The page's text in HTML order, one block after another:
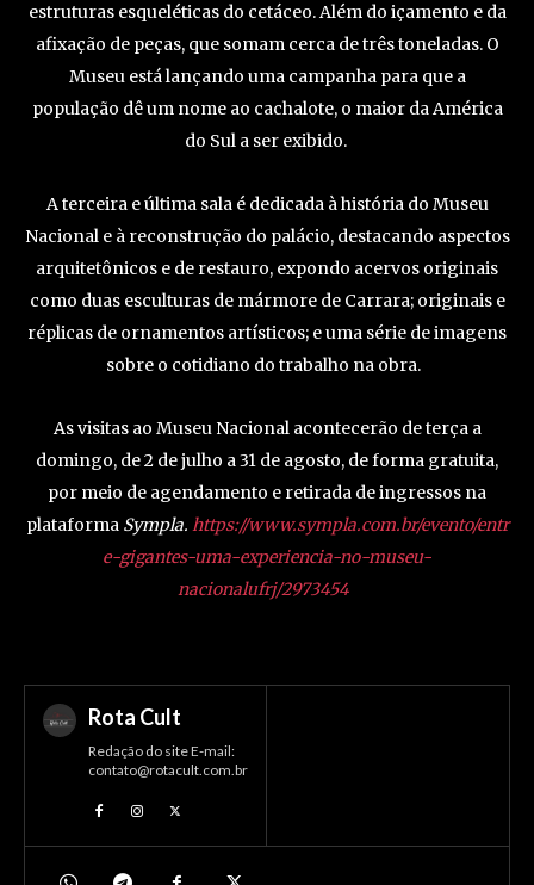
estruturas esqueléticas do cetáceo. Além do içamento e da
afixação de peças, que somam cerca de três toneladas. O
Museu está lançando uma campanha para que a
população dê um nome ao cachalote, o maior da América
do Sul a ser exibido.
A terceira e última sala é dedicada à história do Museu
Nacional e à reconstrução do palácio, destacando aspectos
arquitetônicos e de restauro, expondo acervos originais
como duas esculturas de mármore de Carrara; originais e
réplicas de ornamentos artísticos; e uma série de imagens
sobre o cotidiano do trabalho na obra.
As visitas ao Museu Nacional acontecerão de terça a
domingo, de 2 de julho a 31 de agosto, de forma gratuita,
por meio de agendamento e retirada de ingressos na
plataforma Sympla. https://www.sympla.com.br/evento/entr
e-gigantes-uma-experiencia-no-museu-
nacionalufrj/2973454
Rota Cult
Redação do site E-mail:
contato@rotacult.com.br